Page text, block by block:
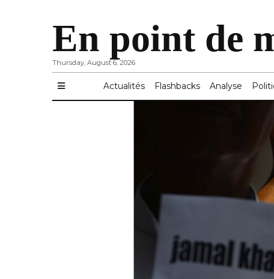
Thursday, August 6, 2026
En point de
Actualités Flashbacks Analyse